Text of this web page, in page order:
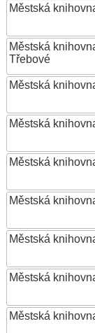
Městská
Městská
Třebové
Městská
Městská
Městská
Městská
Městská
Městská
Městská